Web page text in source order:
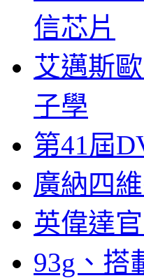
信芯片
艾邁斯
子學
第41屆
廣納四
英偉達
93g、搭